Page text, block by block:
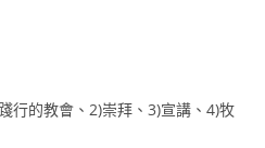
行的教會、2)崇拜、3)宣講、4)牧